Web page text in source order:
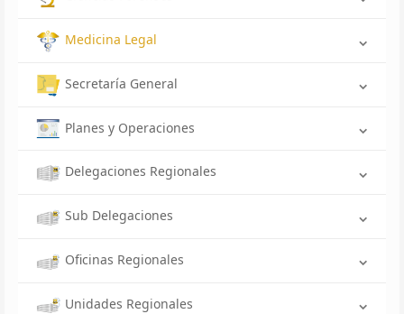
Medicina Legal
Secretaría General
Planes y Operaciones
Delegaciones Regionales
Sub Delegaciones
Oficinas Regionales
Unidades Regionales